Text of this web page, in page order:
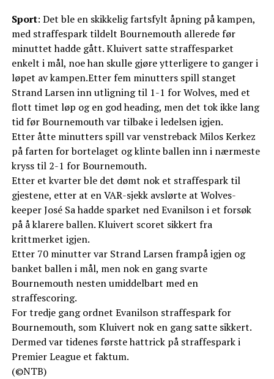
Sport: Det ble en skikkelig fartsfylt åpning på kampen,
med straffespark tildelt Bournemouth allerede før
minuttet hadde gått. Kluivert satte straffesparket
enkelt i mål, noe han skulle gjøre ytterligere to ganger i
løpet av kampen.Etter fem minutters spill stanget
Strand Larsen inn utligning til 1-1 for Wolves, med et
flott timet løp og en god heading, men det tok ikke lang
tid før Bournemouth var tilbake i ledelsen igjen.
Etter åtte minutters spill var venstreback Milos Kerkez
på farten for bortelaget og klinte ballen inn i nærmeste
kryss til 2-1 for Bournemouth.
Etter et kvarter ble det dømt nok et straffespark til
gjestene, etter at en VAR-sjekk avslørte at Wolves-
keeper José Sa hadde sparket ned Evanilson i et forsøk
på å klarere ballen. Kluivert scoret sikkert fra
krittmerket igjen.
Etter 70 minutter var Strand Larsen frampå igjen og
banket ballen i mål, men nok en gang svarte
Bournemouth nesten umiddelbart med en
straffescoring.
For tredje gang ordnet Evanilson straffespark for
Bournemouth, som Kluivert nok en gang satte sikkert.
Dermed var tidenes første hattrick på straffespark i
Premier League et faktum.
(©NTB)